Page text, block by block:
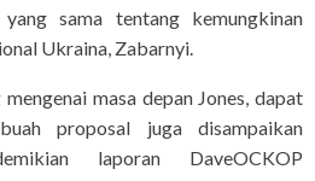
sama tentang kemungkinan
Ukraina, Zabarnyi.
masa depan Jones, dapat
proposal juga disampaikan
laporan DaveOCKOP